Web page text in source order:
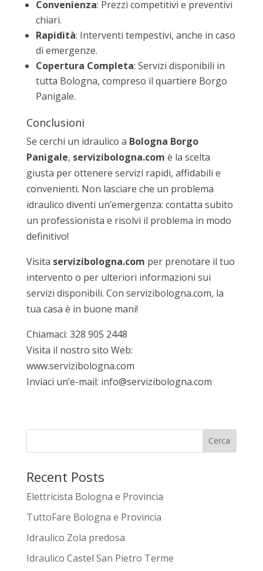
Convenienza: Prezzi competitivi e preventivi
chiari.
Rapidità: Interventi tempestivi, anche in caso
di emergenze.
Copertura Completa: Servizi disponibili in
tutta Bologna, compreso il quartiere Borgo
Panigale.
Conclusioni
Se cerchi un idraulico a Bologna Borgo
Panigale, servizibologna.com è la scelta
giusta per ottenere servizi rapidi, affidabili e
convenienti. Non lasciare che un problema
idraulico diventi un’emergenza: contatta subito
un professionista e risolvi il problema in modo
definitivo!
Visita servizibologna.com per prenotare il tuo
intervento o per ulteriori informazioni sui
servizi disponibili. Con servizibologna.com, la
tua casa è in buone mani!
Chiamaci: 328 905 2448
Visita il nostro sito Web:
www.servizibologna.com
Inviaci un’e-mail: info@servizibologna.com
Cerca
Recent Posts
Elettricista Bologna e Provincia
TuttoFare Bologna e Provincia
Idraulico Zola predosa
Idraulico Castel San Pietro Terme